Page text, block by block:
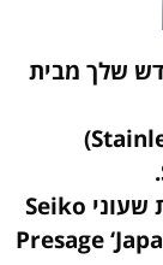
שלך מבית
שעון יד עשוי פלדה אל-חלד (Stainless Steel)
שעון יד יוקרתי של חברת סייקו מסדרת שעוני Seiko
Presage